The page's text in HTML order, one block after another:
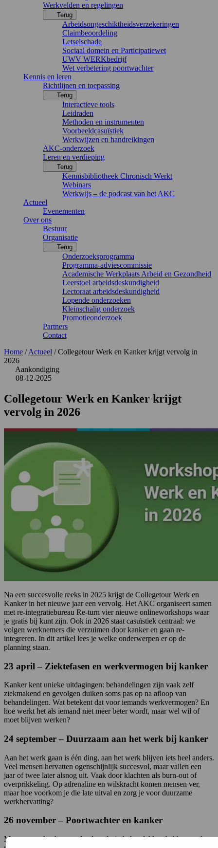
Werkvelden en regelingen
Terug
Arbeidsongeschiktheidsverzekeringen
Claimbeoordeling
Letselschade
Sociaal domein en Participatiewet
UWV WERKbedrijf
Wet verbetering poortwachter
Kennis en leren
Richtlijnen en toepassing
Terug
Interactieve tools
Leidraden
Methoden en instrumenten
Voorbeeldcasuïstiek
Werkwijzen en handreikingen
AKC-onderzoek
Leren en verdieping
Terug
Kennisbibliotheek Chronisch Werkt
Webinars
Werkwijs – de podcast van het AKC
Actueel
Evenementen
Over ons
Bestuur
Organisatie
Terug
Onderzoeksprogramma
Programma-adviescommissie
Academische Werkplaats Arbeid en Gezondheid
Leerstoel arbeidsdeskundigheid
Lectoraat arbeidsdeskundigheid
Lopende onderzoeken
Kleinschalig onderzoek
Promotieonderzoek
Partners
Contact
Home /Actueel /Collegetour Werk en Kanker krijgt vervolg in
2026
Aankondiging
08-12-2025
Collegetour Werk en Kanker krijgt
vervolg in 2026
Na een succesvolle reeks in 2025 krijgt de Collegetour Werk en
Kanker in het nieuwe jaar een vervolg. Het AKC organiseert samen
met re-integratiebureau Re-turn vier nieuwe onlineworkshops waar
je gratis bij kunt zijn. Ook in 2026 staat casuïstiek centraal: we
volgen werknemers die verzuimen door kanker en gaan re-
integreren. In dit artikel lees je welke onderwerpen er op de
planning staan.
23 april – Ziektefasen en werkvermogen bij kanker
Kanker kent unieke uitdagingen: behandelingen zijn vaak zelf
ziekmakend en gevolgen duiken soms pas op na afloop van
behandelingen. Wat betekent dat voor iemands werkvermogen? En
hoe werkt het als iemand niet meer beter wordt, maar wel wil of
moet blijven werken?
24 september – Duurzaam aan het werk bij kanker
Aan het werk gaan is één ding, aan het werk blijven iets heel anders.
Veel mensen hervatten ogenschijnlijk succesvol, maar vallen een
jaar of twee later alsnog uit. Vaak door klachten als burn-out of
overprikkeling. Op adrenaline en wilskracht komen mensen ver,
maar hoe voorkom je die late uitval en zorg je voor duurzame
werkhervatting?
26 november – Poortwachter en kanker
Mensen met kanker worden langdurig behandeld en hebben vaak